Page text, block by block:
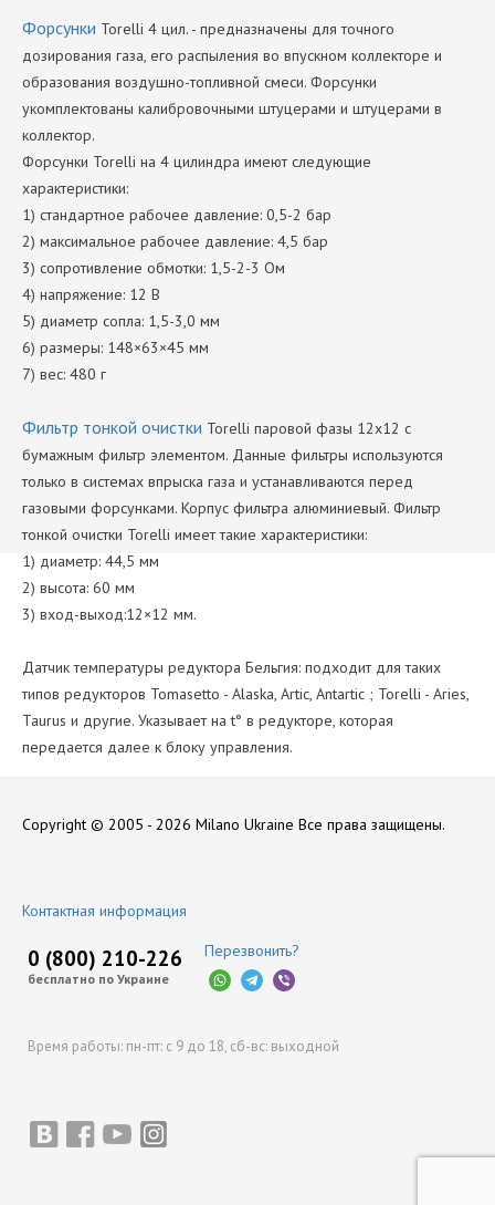
Форсунки Torelli 4 цил. - предназначены для точного
дозирования газа, его распыления во впускном коллекторе и
образования воздушно-топливной смеси. Форсунки
укомплектованы калибровочными штуцерами и штуцерами в
коллектор.
Форсунки Torelli на 4 цилиндра имеют следующие
характеристики:
1) стандартное рабочее давление: 0,5-2 бар
2) максимальное рабочее давление: 4,5 бар
3) сопротивление обмотки: 1,5-2-3 Ом
4) напряжение: 12 В
5) диаметр сопла: 1,5-3,0 мм
6) размеры: 148×63×45 мм
7) вес: 480 г
Фильтр тонкой очистки Torelli паровой фазы 12х12 с
бумажным фильтр элементом. Данные фильтры используются
только в системах впрыска газа и устанавливаются перед
газовыми форсунками. Корпус фильтра алюминиевый. Фильтр
тонкой очистки Torelli имеет такие характеристики:
1) диаметр: 44,5 мм
2) высота: 60 мм
3) вход-выход:12×12 мм.
Датчик температуры редуктора Бельгия: подходит для таких
типов редукторов Tomasetto - Alaska, Artic, Antartic ; Torelli - Aries,
Taurus и другие. Указывает на t° в редукторе, которая
передается далее к блоку управления.
Производитель
Copyright © 2005 - 2026 Milano Ukraine Все права защищены.
Контактная информация
0 (800) 210-226
бесплатно по Украине
Перезвонить?
Время работы: пн-пт: с 9 до 18, сб-вс: выходной